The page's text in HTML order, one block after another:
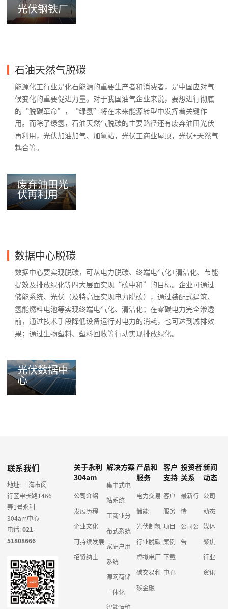
光伏钢铁厂
石油天然气脱碳
能源化工行业是化石能源的重要生产者和消费者，是中国应对气
候变化的重要促进力量。对于我国油气企业来说，要想进行彻底
的“脱碳革命”，“绿氢”将在未来能源转型中发挥着关键作
用。而除了绿氢，石油天然气脱碳的主要路径还有废弃油田光伏
再利用，光伏加油加气、加氢站，光伏工商业屋顶，光伏+天然气
耦合等。
废弃油田光
伏再利用
数据中心脱碳
数据中心要实现脱碳，可从电力脱碳、终端电气化+清洁化、节能
提效及排放绿化等四大层面实现“碳中和”的目标。企业可通过
储能系统、光伏（及特高压实现电力脱碳），通过装配式建筑、
氢能燃料电池等实现终端电气化、清洁化；在零碳电力完全渗透
前，通过技术手段降低设备运行对电力的消耗，也可达到减排效
果；通过生物塑料、塑料回收等行动实现排放绿化。
光伏数据中
心
联系我们
地址: 上海市闵
行区申长路1466
弄1号永利
304am中心
电话:021-
51808666
关于永利
304am
公司介绍
发展历程
企业文化
可持续发展
招贤纳士
解决方案
集中式电
站系统
工商业分
布式系统
家庭户用
系统
源网荷储
一体化
智能运维
产品和
服务
电力交易
储能
光伏制氢
行业脱碳
虚拟电厂
碳交易和
碳金融
客户
支持
客户
服务
项目
案例
下载
中心
投资者
关系
最新行
情
公司公
告
新闻
动态
公司
动态
媒体
聚焦
行业
资讯